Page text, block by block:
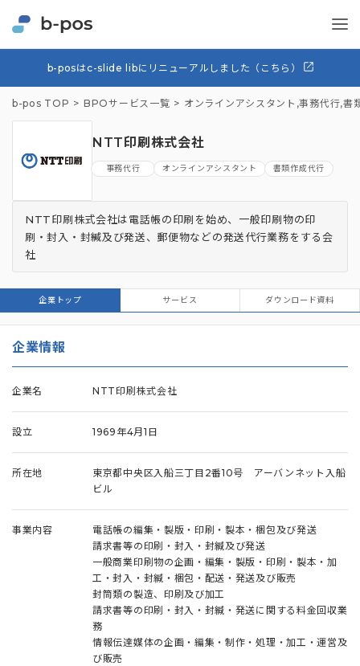
b-posはc-slide libにリニューアルしました（こちら）
b-pos TOP BPOサービス一覧 オンラインアシスタント ,事務代行,書
NTT印刷株式会社
事務代行 オンラインアシスタント 書類作成代行
NTT印刷株式会社は電話帳の印刷を始め、一般印刷物の印
刷・封入・封緘及び発送、郵便物などの発送代行業務をする会
社
企業トップ サービス ダウンロード資料
企業情報
企業名 NTT印刷株式会社
設立 1969年4月1日
所在地
東京都中央区入船三丁目2番10号 アーバンネット入船
ビル
事業内容
電話帳の編集・製版・印刷・製本・梱包及び発送
請求書等の印刷・封入・封緘及び発送
一般商業印刷物の企画・編集・製版・印刷・製本・加
工・封入・封緘・梱包・配送・発送及び販売
封筒類の製造、印刷及び加工
請求書等の印刷・封入・封緘・発送に関する料金回収業
務
情報伝達媒体の企画・編集・制作・処理・加工・運営及
び販売